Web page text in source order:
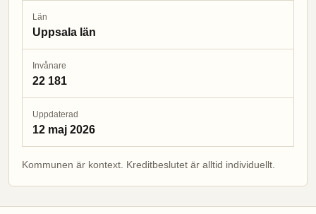
Län
Uppsala län
Invånare
22 181
Uppdaterad
12 maj 2026
Kommunen är kontext. Kreditbeslutet är alltid individuellt.